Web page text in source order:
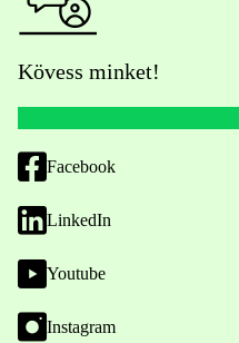
Kövess minket!
Facebook
LinkedIn
Youtube
Instagram